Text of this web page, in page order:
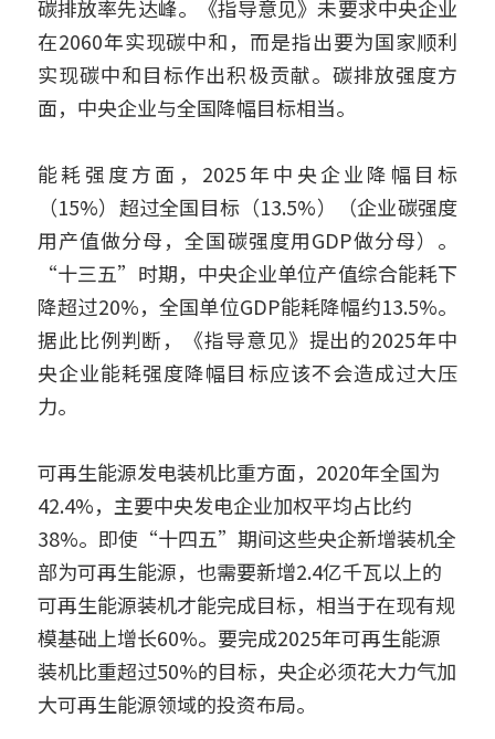
碳排放率先达峰。《指导意见》未要求中央企业
在2060年实现碳中和，而是指出要为国家顺利
实现碳中和目标作出积极贡献。碳排放强度方
面，中央企业与全国降幅目标相当。
能耗强度方面，2025年中央企业降幅目标
（15%）超过全国目标（13.5%）（企业碳强度
用产值做分母，全国碳强度用GDP做分母）。
“十三五”时期，中央企业单位产值综合能耗下
降超过20%，全国单位GDP能耗降幅约13.5%。
据此比例判断，《指导意见》提出的2025年中
央企业能耗强度降幅目标应该不会造成过大压
力。
可再生能源发电装机比重方面，2020年全国为
42.4%，主要中央发电企业加权平均占比约
38%。即使“十四五”期间这些央企新增装机全
部为可再生能源，也需要新增2.4亿千瓦以上的
可再生能源装机才能完成目标，相当于在现有规
模基础上增长60%。要完成2025年可再生能源
装机比重超过50%的目标，央企必须花大力气加
大可再生能源领域的投资布局。